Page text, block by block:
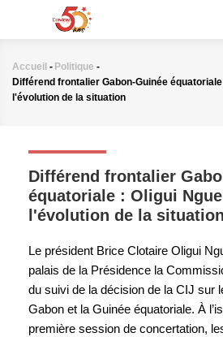
principal
Fil
d'Ariane
Accueil - Politique -
Différend frontalier Gabon-Guinée
l'évolution de la situation
Différend frontalier
équatoriale : Oligui
l'évolution de la situation
Le président Brice Clotaire Oligui
palais de la Présidence la
du suivi de la décision de la CIJ sur
Gabon et la Guinée équatoriale. À
première session de concertation,